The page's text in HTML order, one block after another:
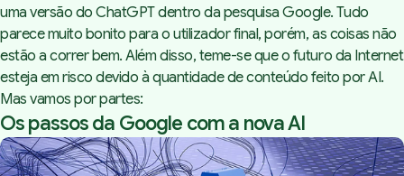
uma versão do ChatGPT dentro da pesquisa Google. Tudo
parece muito bonito para o utilizador final, porém, as coisas não
estão a correr bem. Além disso, teme-se que o futuro da Internet
esteja em risco devido à quantidade de conteúdo feito por AI.
Mas vamos por partes:
Os passos da Google com a nova AI